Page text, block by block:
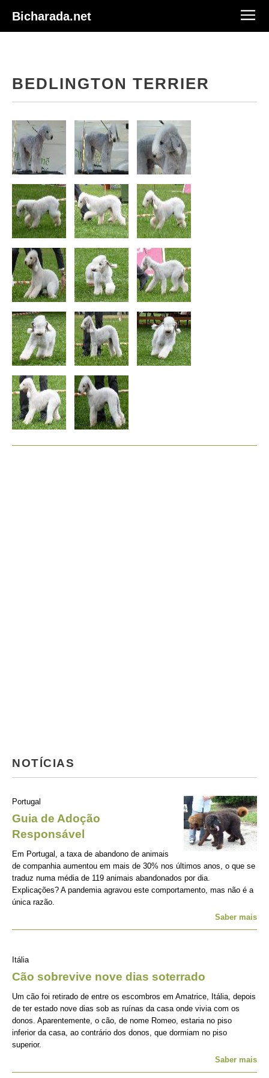
Bicharada.net
BEDLINGTON TERRIER
NOTÍCIAS
Portugal
Guia de Adoção
Responsável
Em Portugal, a taxa de abandono de animais
de companhia aumentou em mais de 30% nos últimos anos, o que se
traduz numa média de 119 animais abandonados por dia.
Explicações? A pandemia agravou este comportamento, mas não é a
única razão.
Saber mais
Itália
Cão sobrevive nove dias soterrado
Um cão foi retirado de entre os escombros em Amatrice, Itália, depois
de ter estado nove dias sob as ruínas da casa onde vivia com os
donos. Aparentemente, o cão, de nome Romeo, estaria no piso
inferior da casa, ao contrário dos donos, que dormiam no piso
superior.
Saber mais